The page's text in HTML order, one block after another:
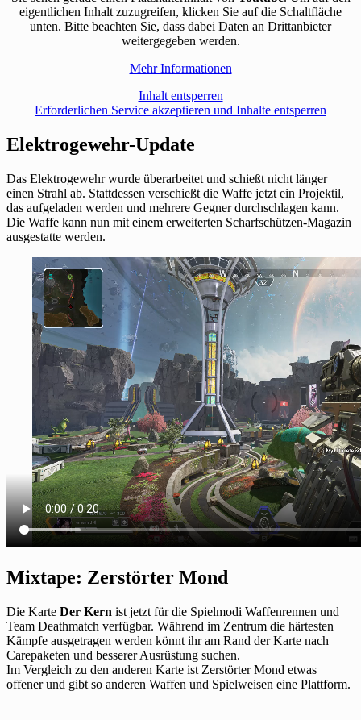
eigentlichen Inhalt zuzugreifen, klicken Sie auf die Schaltfläche
unten. Bitte beachten Sie, dass dabei Daten an Drittanbieter
weitergegeben werden.
Mehr Informationen
Inhalt entsperren
Erforderlichen Service akzeptieren und Inhalte entsperren
Elektrogewehr-Update
Das Elektrogewehr wurde überarbeitet und schießt nicht länger
einen Strahl ab. Stattdessen verschießt die Waffe jetzt ein Projektil,
das aufgeladen werden und mehrere Gegner durchschlagen kann.
Die Waffe kann nun mit einem erweiterten Scharfschützen-Magazin
ausgestatte werden.
Mixtape: Zerstörter Mond
Die Karte Der Kern ist jetzt für die Spielmodi Waffenrennen und
Team Deathmatch verfügbar. Während im Zentrum die härtesten
Kämpfe ausgetragen werden könnt ihr am Rand der Karte nach
Carepaketen und besserer Ausrüstung suchen.
Im Vergleich zu den anderen Karte ist Zerstörter Mond etwas
offener und gibt so anderen Waffen und Spielweisen eine Plattform.